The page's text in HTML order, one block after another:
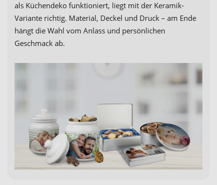
als Küchendeko funktioniert, liegt mit der Keramik-
Variante richtig. Material, Deckel und Druck – am Ende
hängt die Wahl vom Anlass und persönlichen
Geschmack ab.